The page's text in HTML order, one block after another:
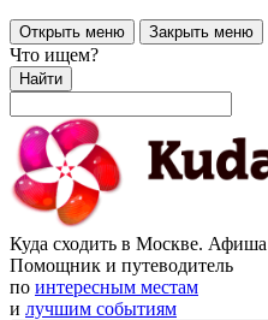
Открыть меню Закрыть меню
Что ищем?
Найти
Куда сходить в Москве. Афиша
Помощник и путеводитель
по интересным местам
и лучшим событиям